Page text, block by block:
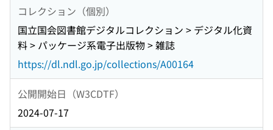
コレクション（個別）
国立国会図書館デジタルコレクション > デジタル化資
料 > パッケージ系電子出版物 > 雑誌
https://dl.ndl.go.jp/collections/A00164
公開開始日（W3CDTF）
2024-07-17